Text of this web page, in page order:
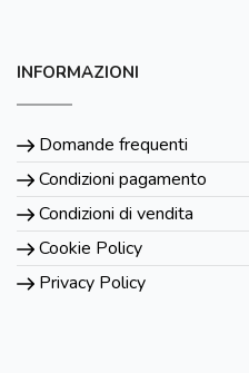
INFORMAZIONI
Domande frequenti
Condizioni pagamento
Condizioni di vendita
Cookie Policy
Privacy Policy